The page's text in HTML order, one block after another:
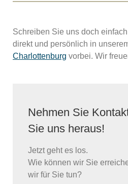
Schreiben Sie uns doch
direkt und persönlich in
Charlottenburg vorbei. Wir
Nehmen Sie
Sie uns heraus!
Jetzt geht es los.
Wie können wir Sie
wir für Sie tun?